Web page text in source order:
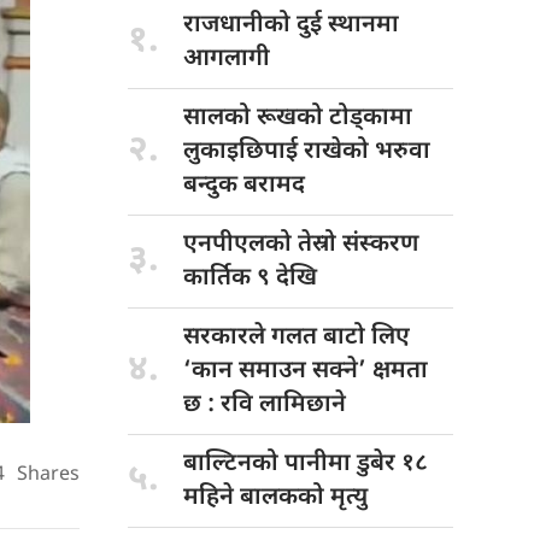
Shares
१. राजधानीको दुईस्थानमा
आगलागी
२.
सालको रूखकोटोड्कामा
लुकाइछिपाई राखेको भरुवा
बन्दुक बरामद
३. एनपीएलको तेस्रोसंस्करण
कार्तिक ९ देखि
४.
सरकारले गलतबाटो लिए
‘कान समाउन सक्ने’ क्षमता
छ : रवि लामिछाने
५. बाल्टिनको पानीमाडुबेर १८
महिने बालकको मृत्यु